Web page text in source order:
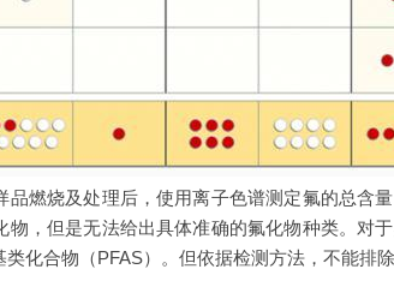
燃烧及处理后，使用离子色谱测定氟的总含
，但是无法给出具体准确的氟化物种类。对
化合物（PFAS）。但依据检测方法，不能排